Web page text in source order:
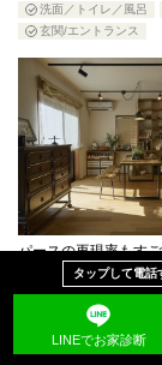
タップして電話
LINEでお家診断
洗面／トイレ／風呂
玄関/エントランス
パースの再現率もす
決めがとっても楽し
WIC
さいたま宮原店